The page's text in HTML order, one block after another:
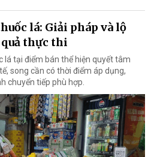
lá: Giải pháp và lộ
thực thi
tại điểm bán thể hiện quyết tâm
song cần có thời điểm áp dụng,
chuyển tiếp phù hợp.